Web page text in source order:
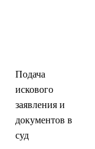
Подача
искового
заявления и
документов в
суд